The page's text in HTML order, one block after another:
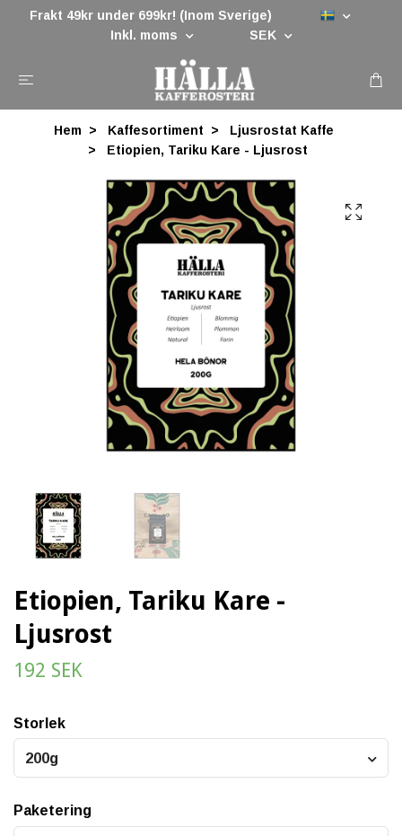
Frakt 49kr under 699kr! (Inom Sverige)
Inkl. moms
SEK
Hem Kaffesortiment
Ljusrostat Kaffe
Etiopien, Tariku Kare - Ljusrost
Etiopien, Tariku Kare -
Ljusrost
192 SEK
Storlek
200g
Paketering